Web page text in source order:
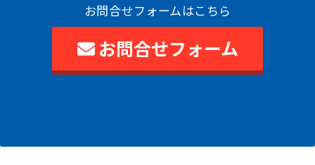
お問合せフォームはこちら
お問合せフォーム